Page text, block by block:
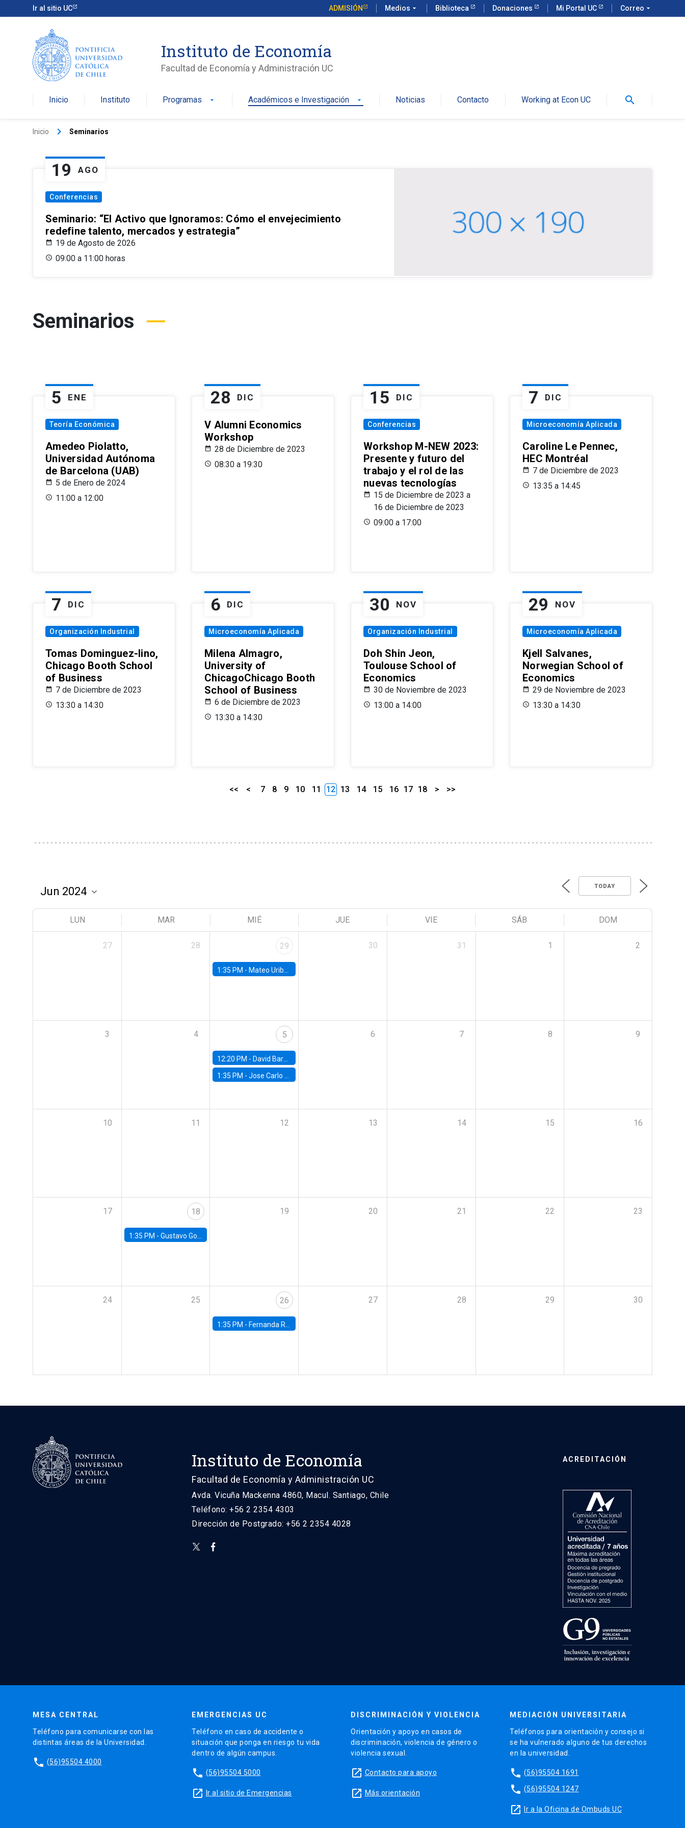
Ir al sitio UC ADMISIÓN Medios arrow_drop_down Biblioteca Donaciones Mi Portal UC Correo arrow_drop_down
Instituto de Economía
Facultad de Economía y Administración UC
Inicio Instituto Programas arrow_drop_down Académicos e Investigación arrow_drop_down Noticias Contacto Working at Econ UC search
Inicio keyboard_arrow_right Seminarios
19 AGO
Conferencias
Seminario: “El Activo que Ignoramos: Cómo el envejecimiento
redefine talento, mercados y estrategia”
19 de Agosto de 2026
09:00 a 11:00 horas
Seminarios
5 ENE
Teoría Económica
Amedeo Piolatto,
Universidad Autónoma
de Barcelona (UAB)
5 de Enero de 2024
11:00 a 12:00
28 DIC
V Alumni Economics
Workshop
28 de Diciembre de 2023
08:30 a 19:30
15 DIC
Conferencias
Workshop M-NEW 2023:
Presente y futuro del
trabajo y el rol de las
nuevas tecnologías
15 de Diciembre de 2023 a
16 de Diciembre de 2023
09:00 a 17:00
7 DIC
Microeconomía Aplicada
Caroline Le Pennec,
HEC Montréal
7 de Diciembre de 2023
13:35 a 14:45
7 DIC
Organización Industrial
Tomas Dominguez-Iino,
Chicago Booth School
of Business
7 de Diciembre de 2023
13:30 a 14:30
6 DIC
Microeconomía Aplicada
Milena Almagro,
University of
ChicagoChicago Booth
School of Business
6 de Diciembre de 2023
13:30 a 14:30
30 NOV
Organización Industrial
Doh Shin Jeon,
Toulouse School of
Economics
30 de Noviembre de 2023
13:00 a 14:00
29 NOV
Microeconomía Aplicada
Kjell Salvanes,
Norwegian School of
Economics
29 de Noviembre de 2023
13:30 a 14:30
<< < 7 8 9 10 11 12 13 14 15 16 17 18 > >>
TODAY
LUN MAR MIÉ JUE VIE SÁB DOM
27 28 29
1:35 PM - Mateo Uribe-Castro, Universidad de los Andes (Colombia)
30 31 1 2
3 4 5
12:20 PM - David Bardey, Universidad de los Andes - CEDE
1:35 PM -Jose Carlo Bermudez, UC (ME) & World Bank
6 7 8 9
10 11 12 13 14 15 16
17 18
1:35 PM - Gustavo González, Banco Central de Chile
19 20 21 22 23
24 25 26
1:35 PM - Fernanda Rojas Ampuero, University of Wisconsin-Madison
27 28 29 30
Instituto de Economía
Facultad de Economía y Administración UC
Avda. Vicuña Mackenna 4860, Macul. Santiago, Chile
Teléfono: +56 2 2354 4303
Dirección de Postgrado: +56 2 2354 4028
ACREDITACIÓN
MESA CENTRAL
Teléfono para comunicarse con las
distintas áreas de la Universidad.
phone (56)95504 4000
EMERGENCIAS UC
Teléfono en caso de accidente o
situación que ponga en riesgo tu vida
dentro de algún campus.
phone (56)95504 5000
launch Ir al sitio de Emergencias
DISCRIMINACIÓN Y VIOLENCIA
Orientación y apoyo en casos de
discriminación, violencia de género o
violencia sexual.
launch Contacto para apoyo
launch Más orientación
MEDIACIÓN UNIVERSITARIA
Teléfonos para orientación y consejo si
se ha vulnerado alguno de tus derechos
en la universidad.
phone (56)95504 1691
phone (56)95504 1247
launch Ir a la Oficina de Ombuds UC